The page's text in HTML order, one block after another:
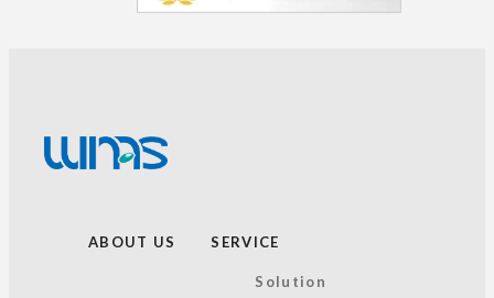
ABOUT US SERVICE
Solution